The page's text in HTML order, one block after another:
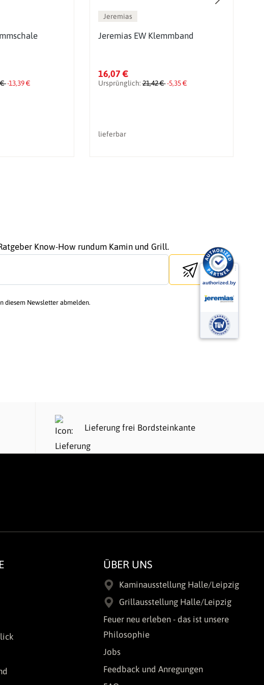
€-13,39 €
Jeremias
Jeremias EW Klemmband
16,07 €
Ursprünglich:21,42 €-5,35 €
lieferbar
Know-How rundum Kamin und Grill.
Send newsletter
diesem Newsletter abmelden.
Lieferung frei Bordsteinkante
ÜBER UNS
Kaminausstellung Halle/Leipzig
Grillausstellung Halle/Leipzig
Feuer neu erleben - das ist unsere
Philosophie
Jobs
Feedback und Anregungen